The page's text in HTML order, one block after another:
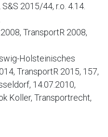
2015/44, r.o. 4.14.
TransportR 2008,
Holsteinisches
TransportR 2015, 157,
14.07.2010,
Koller, Transportrecht,